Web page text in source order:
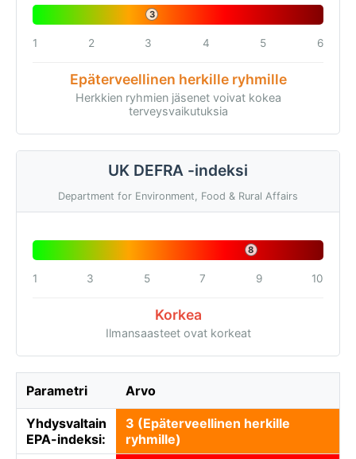
3
1 2 3 4 5 6
Epäterveellinen herkille ryhmille
Herkkien ryhmien jäsenet voivat kokea
terveysvaikutuksia
UK DEFRA -indeksi
Department for Environment, Food & Rural Affairs
8
1 3 5 7 9 10
Korkea
Ilmansaasteet ovat korkeat
Parametri Arvo
Yhdysvaltain
EPA-indeksi:
3 (Epäterveellinen herkille
ryhmille)